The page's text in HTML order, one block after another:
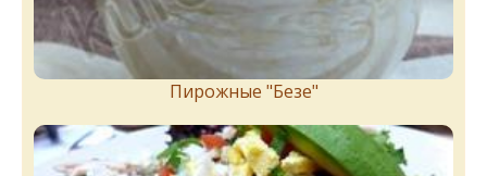
Пирожныe "Бeзe"